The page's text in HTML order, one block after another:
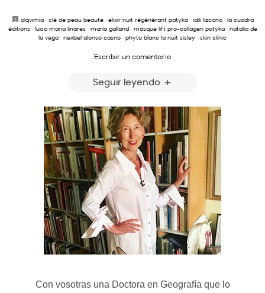
alqvimia· clé de peau beauté· elixir nuit régénérant patyka· idili lizcano· la cuadra
éditions· luisa maría linares· maría galland· masque lift pro-collagen patyka· natalia de
la vega · nexbel alonso casno · phyto blanc la nuit sisley · skin clinic
Escribir un comentario
Seguir leyendo
Con vosotras una Doctora en Geografía que lo